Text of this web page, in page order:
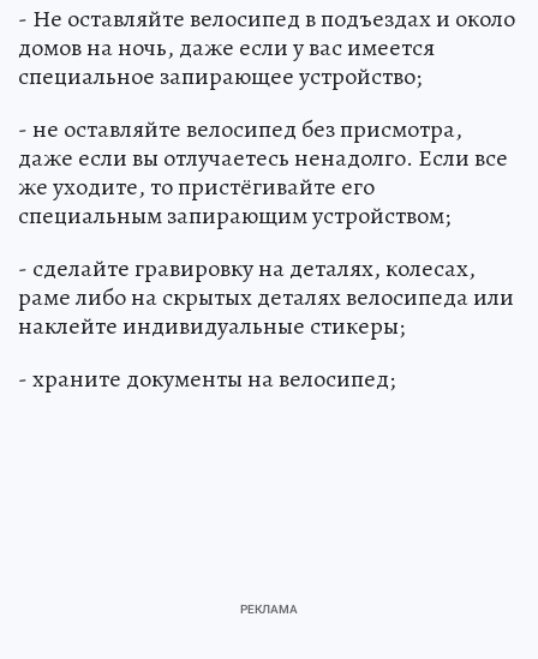
- Не оставляйте велосипед в подъездах и около
домов на ночь, даже если у вас имеется
специальное запирающее устройство;
- не оставляйте велосипед без присмотра,
даже если вы отлучаетесь ненадолго. Если все
же уходите, то пристёгивайте его
специальным запирающим устройством;
- сделайте гравировку на деталях, колесах,
раме либо на скрытых деталях велосипеда или
наклейте индивидуальные стикеры;
- храните документы на велосипед;